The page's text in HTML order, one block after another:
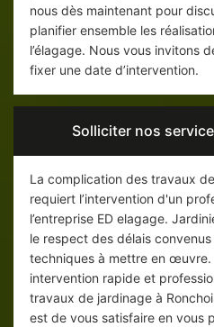
nous dès maintenant pour
planifier ensemble les
l’élagage. Nous vous invitons
fixer une date d’intervention.
Solliciter nos
La complication des travaux
requiert l’intervention d'un
l’entreprise ED elagage.
le respect des délais
techniques à mettre en
intervention rapide et
travaux de jardinage à
est de vous satisfaire en vous